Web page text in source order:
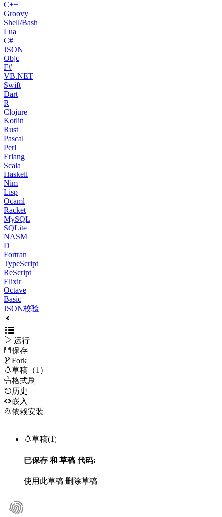
C++
Groovy
Shell/Bash
Lua
C#
JSON
Objc
F#
VB.NET
Swift
Dart
R
Clojure
Kotlin
Rust
Pascal
Perl
Erlang
Scala
Haskell
Nim
Lisp
Ocaml
Racket
MySQL
SQLite
NASM
D
Fortran
TypeScript
ReScript
Elixir
Octave
Basic
JSON校验
 运行
保存
Fork
草稿（1）
格式刷
历史
嵌入
依赖安装
草稿(1)
已保存 和 草稿代码:
使用此草稿 删除草稿